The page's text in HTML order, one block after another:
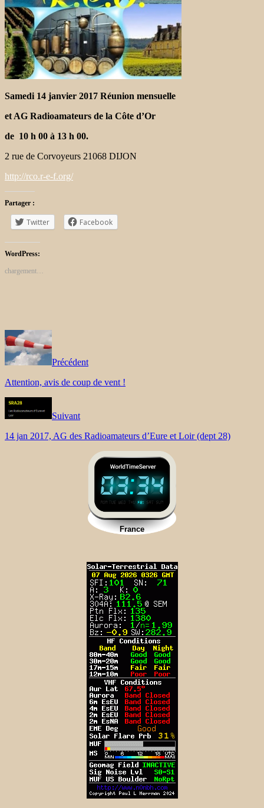
Samedi 14 janvier 2017 Réunion mensuelle
et AG Radioamateurs de la Côte d’Or
de 10 h 00 à 13 h 00.
2 rue de Corvoyeurs 21068 DIJON
http://rco.r-e-f.org/
Partager :
Twitter Facebook
WordPress:
chargement…
Précédent
Attention, avis de coup de vent !
Suivant
14 jan 2017, AG des Radioamateurs d’Eure et Loir (dept 28)